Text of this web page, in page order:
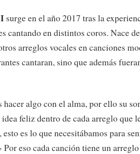
surge en el año 2017 tras la
cantando en distintos coros. Nace
arreglos vocales en canciones
cantaran, sino que además
hacer algo con el alma, por ello su
feliz dentro de cada arreglo que
esto es lo que necesitábamos para
Por eso cada canción tiene un